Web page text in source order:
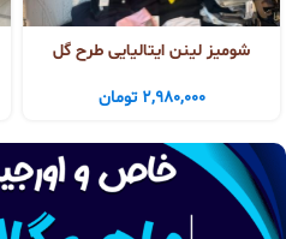
شومیز لینن ایتالیایی طرح گل
2,980,000 تومان